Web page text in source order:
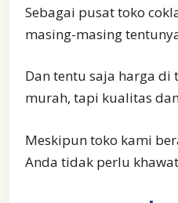
Sebagai pusat toko
masing-masing
Dan tentu saja harga
murah, tapi kualitas
Meskipun toko kami
Anda tidak perlu